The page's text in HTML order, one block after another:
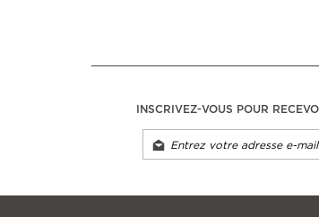
INSCRIVEZ-VOUS POUR